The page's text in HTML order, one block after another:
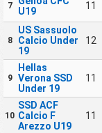
7
U19
11
8
US Sassuolo
Calcio Under
19
12
9
Hellas
Verona SSD
Under 19
11
10
SSD ACF
Calcio F
Arezzo U19
11